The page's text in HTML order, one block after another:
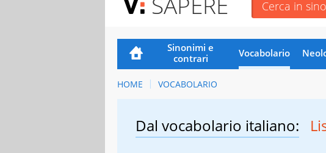
Sinonimi e
contrari
Vocabolario
HOME VOCABOLARIO
Dal vocabolario italiano: